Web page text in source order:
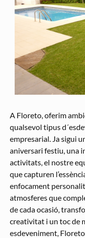
A Floreto, oferim
qualsevol tipus
empresarial. Ja sigui
aniversari festiu, una
activitats, el nostre
que capturen
enfocament
atmosferes que
de cada ocasió,
creativitat i un toc de
esdeveniment,